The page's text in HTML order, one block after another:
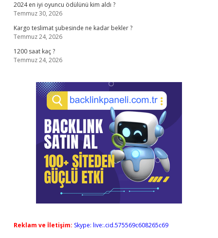
2024 en iyi oyuncu ödülünü kim aldı ?
Temmuz 30, 2026
Kargo teslimat şubesinde ne kadar bekler ?
Temmuz 24, 2026
1200 saat kaç ?
Temmuz 24, 2026
Reklam ve İletişim: Skype: live:.cid.575569c608265c69